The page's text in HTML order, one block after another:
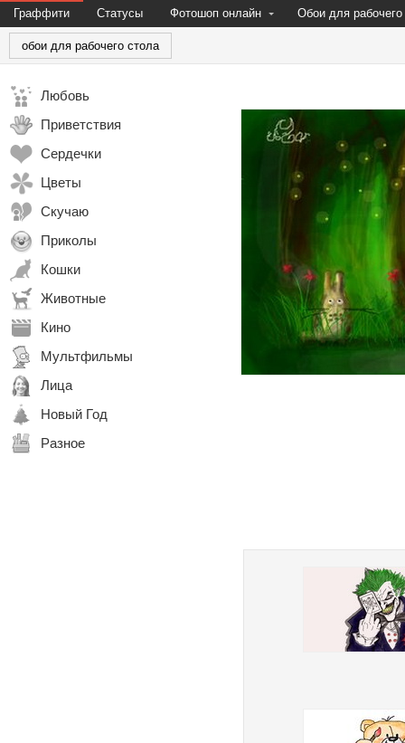
Граффити Статусы Фотошоп онлайн Обои для рабочего
обои для рабочего стола
Любовь
Приветствия
Сердечки
Цветы
Скучаю
Приколы
Кошки
Животные
Кино
Мультфильмы
Лица
Новый Год
Разное